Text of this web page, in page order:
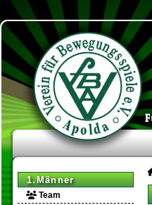
1.Männer
Team